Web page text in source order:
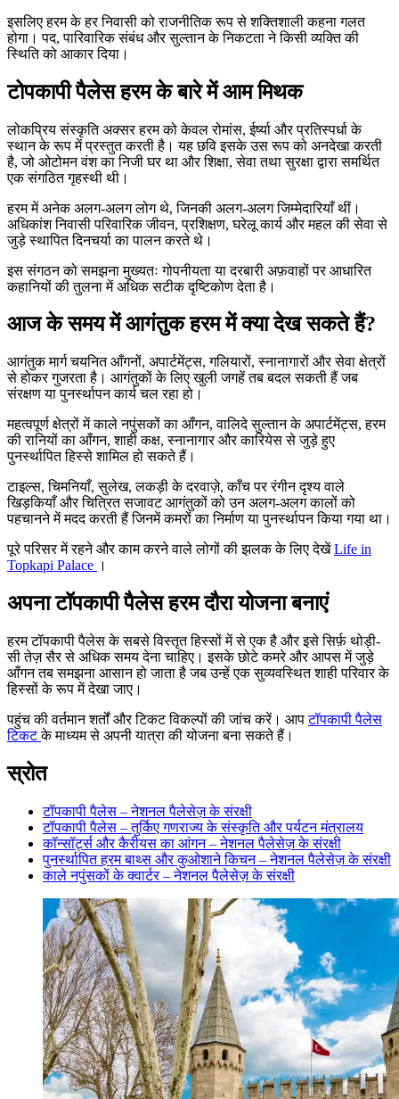
इसलिए हरम के हर निवासी को राजनीतिक रूप से शक्तिशाली कहना गलत
होगा। पद, पारिवारिक संबंध और सुल्तान के निकटता ने किसी व्यक्ति की
स्थिति को आकार दिया।
टोपकापी पैलेस हरम के बारे में आम मिथक
लोकप्रिय संस्कृति अक्सर हरम को केवल रोमांस, ईर्ष्या और प्रतिस्पर्धा के
स्थान के रूप में प्रस्तुत करती है। यह छवि इसके उस रूप को अनदेखा करती
है, जो ओटोमन वंश का निजी घर था और शिक्षा, सेवा तथा सुरक्षा द्वारा समर्थित
एक संगठित गृहस्थी थी।
हरम में अनेक अलग-अलग लोग थे, जिनकी अलग-अलग जिम्मेदारियाँ थीं।
अधिकांश निवासी परिवारिक जीवन, प्रशिक्षण, घरेलू कार्य और महल की सेवा से
जुड़े स्थापित दिनचर्या का पालन करते थे।
इस संगठन को समझना मुख्यतः गोपनीयता या दरबारी अफ़वाहों पर आधारित
कहानियों की तुलना में अधिक सटीक दृष्टिकोण देता है।
आज के समय में आगंतुक हरम में क्या देख सकते हैं?
आगंतुक मार्ग चयनित आँगनों, अपार्टमेंट्स, गलियारों, स्नानागारों और सेवा क्षेत्रों
से होकर गुजरता है। आगंतुकों के लिए खुली जगहें तब बदल सकती हैं जब
संरक्षण या पुनर्स्थापन कार्य चल रहा हो।
महत्वपूर्ण क्षेत्रों में काले नपुंसकों का आँगन, वालिदे सुल्तान के अपार्टमेंट्स, हरम
की रानियों का आँगन, शाही कक्ष, स्नानागार और कारियेस से जुड़े हुए
पुनर्स्थापित हिस्से शामिल हो सकते हैं।
टाइल्स, चिमनियाँ, सुलेख, लकड़ी के दरवाज़े, काँच पर रंगीन दृश्य वाले
खिड़कियाँ और चित्रित सजावट आगंतुकों को उन अलग-अलग कालों को
पहचानने में मदद करती हैं जिनमें कमरों का निर्माण या पुनर्स्थापन किया गया था।
पूरे परिसर में रहने और काम करने वाले लोगों की झलक के लिए देखेंLife in
Topkapi Palace ।
अपना टॉपकापी पैलेस हरम दौरा योजना बनाएं
हरम टॉपकापी पैलेस के सबसे विस्तृत हिस्सों में से एक है और इसे सिर्फ़ थोड़ी-
सी तेज़ सैर से अधिक समय देना चाहिए। इसके छोटे कमरे और आपस में जुड़े
आँगन तब समझना आसान हो जाता है जब उन्हें एक सुव्यवस्थित शाही परिवार के
हिस्सों के रूप में देखा जाए।
पहुंच की वर्तमान शर्तों और टिकट विकल्पों की जांच करें। आपटॉपकापी पैलेस
टिकटके माध्यम से अपनी यात्रा की योजना बना सकते हैं।
स्रोत
टॉपकापी पैलेस – नेशनल पैलेसेज़ के संरक्षी
टॉपकापी पैलेस – तुर्किए गणराज्य के संस्कृति और पर्यटन मंत्रालय
कॉन्सॉर्ट्स और कैरीयस का आंगन – नेशनल पैलेसेज़ के संरक्षी
पुनर्स्थापित हरम बाथ्स और कुओशाने किचन – नेशनल पैलेसेज़ के संरक्षी
काले नपुंसकों के क्वार्टर – नेशनल पैलेसेज़ के संरक्षी